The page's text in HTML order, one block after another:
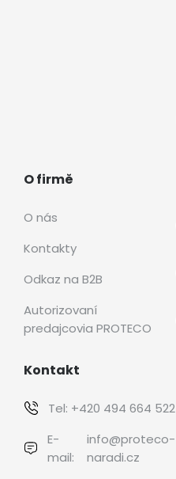
O firmě
O nás
Kontakty
Odkaz na B2B
Autorizovaní
predajcovia PROTECO
Kontakt
Tel: +420 494 664 522
E-
mail:
info@proteco-
naradi.cz